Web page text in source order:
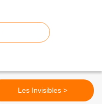
Les Invisibles >